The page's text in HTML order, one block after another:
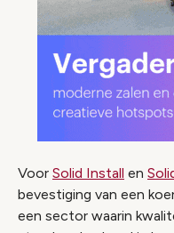
Voor Solid Install en
bevestiging van een
een sector waarin